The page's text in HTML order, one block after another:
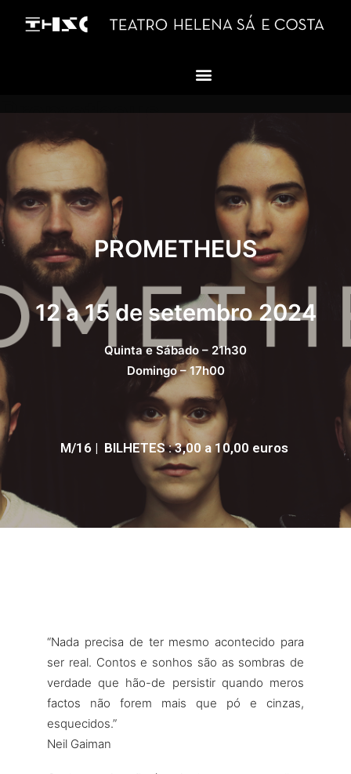
Prometheus
PROMETHEUS
12 a 15 de setembro 2024
Quinta e Sábado – 21h30
Domingo – 17h00
M/16 | BILHETES : 3,00 a 10,00 euros
“Nada precisa de ter mesmo acontecido para
ser real. Contos e sonhos são as sombras de
verdade que hão-de persistir quando meros
factos não forem mais que pó e cinzas,
esquecidos.”
Neil Gaiman